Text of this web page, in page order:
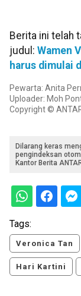
Berita ini telah
judul: Wamen
harus dimulai
Pewarta: Anita
Uploader: Moh
Copyright ©
Dilarang keras
pengindeksan
Kantor Berita
Tags:
Veronica Tan
Hari Kartini